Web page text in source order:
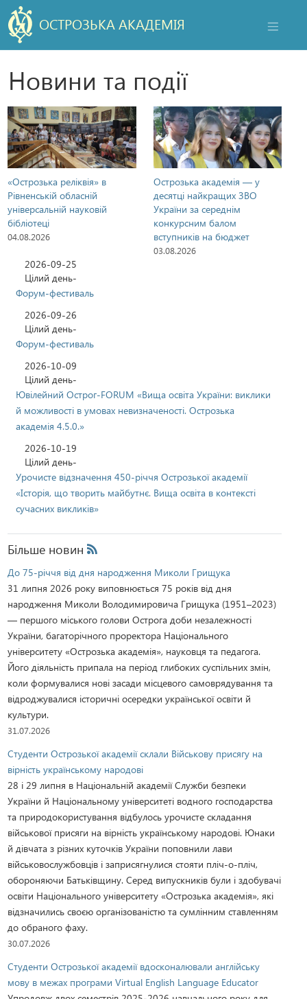
ОСТРОЗЬКА АКАДЕМІЯ
Новини та події
«Острозька реліквія» в
Рівненській обласній
універсальній науковій
бібліотеці
04.08.2026
Острозька академія — у
десятці найкращих ЗВО
України за середнім
конкурсним балом
вступників на бюджет
03.08.2026
2026-09-25
Цілий день-
Форум-фестиваль
2026-09-26
Цілий день-
Форум-фестиваль
2026-10-09
Цілий день-
Ювілейний Острог-FORUM «Вища освіта України: виклики
й можливості в умовах невизначеності. Острозька
академія 4.5.0.»
2026-10-19
Цілий день-
Урочисте відзначення 450-річчя Острозької академії
«Історія, що творить майбутнє. Вища освіта в контексті
сучасних викликів»
Більше новинRss
До 75-річчя від дня народження Миколи Грищука
31 липня 2026 року виповнюється 75 років від дня
народження Миколи Володимировича Грищука (1951–2023)
— першого міського голови Острога доби незалежності
України, багаторічного проректора Національного
університету «Острозька академія», науковця та педагога.
Його діяльність припала на період глибоких суспільних змін,
коли формувалися нові засади місцевого самоврядування та
відроджувалися історичні осередки української освіти й
культури.
31.07.2026
Студенти Острозької академії склали Військову присягу на
вірність українському народові
28 і 29 липня в Національній академії Служби безпеки
України й Національному університеті водного господарства
та природокористування відбулось урочисте складання
військової присяги на вірність українському народові. Юнаки
й дівчата з різних куточків України поповнили лави
військовослужбовців і заприсягнулися стояти пліч-о-пліч,
обороняючи Батьківщину. Серед випускників були і здобувачі
освіти Національного університету «Острозька академія», які
відзначились своєю організованістю та сумлінним ставленням
до обраного фаху.
30.07.2026
Студенти Острозької академії вдосконалювали англійську
мову в межах програми Virtual English Language Educator